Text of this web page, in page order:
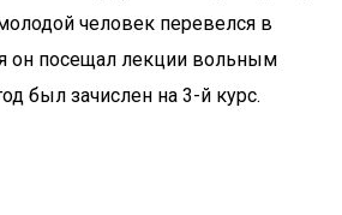
человек перевелся в
он посещал лекции вольным
был зачислен на 3-й курс.